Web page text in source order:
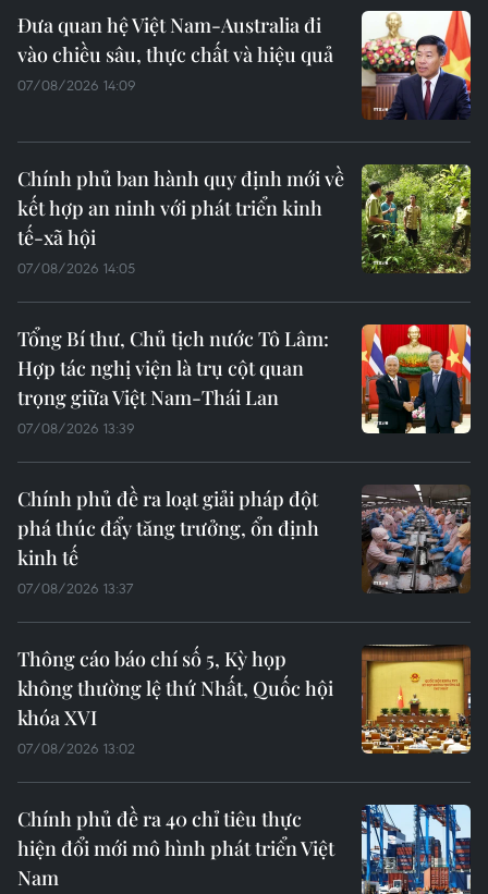
Đưa quan hệ Việt Nam-Australia đi
vào chiều sâu, thực chất và hiệu quả
07/08/2026 14:09
Chính phủ ban hành quy định mới về
kết hợp an ninh với phát triển kinh
tế-xã hội
07/08/2026 14:05
Tổng Bí thư, Chủ tịch nước Tô Lâm:
Hợp tác nghị viện là trụ cột quan
trọng giữa Việt Nam-Thái Lan
07/08/2026 13:39
Chính phủ đề ra loạt giải pháp đột
phá thúc đẩy tăng trưởng, ổn định
kinh tế
07/08/2026 13:37
Thông cáo báo chí số 5, Kỳ họp
không thường lệ thứ Nhất, Quốc hội
khóa XVI
07/08/2026 13:02
Chính phủ đề ra 40 chỉ tiêu thực
hiện đổi mới mô hình phát triển Việt
Nam